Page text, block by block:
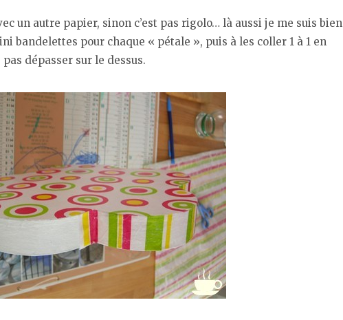
un autre papier, sinon c’est pas rigolo… là aussi je me suis bien
bandelettes pour chaque « pétale », puis à les coller 1 à 1 en
dépasser sur le dessus.